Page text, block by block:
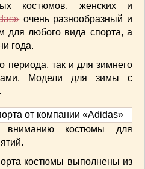
РАСТЕНИЙ
костюмов, женских и
очень разнообразный и
для любого вида спорта, а
года.
периода, так и для зимнего
Модели для зимы с
вниманию костюмы для
костюмы выполнены из